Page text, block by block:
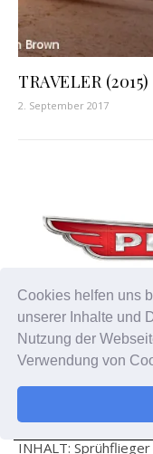
Cookies helfen uns
unserer Inhalte und
Nutzung der
Verwendung von
TRAVELER (2015)
2. September 2017
DVD &
INHALT: Sprühflieger Dusty Croophopper träumt von einer
Datenschutz und
du die Website
Cookies zu.
Weitere Informationen,